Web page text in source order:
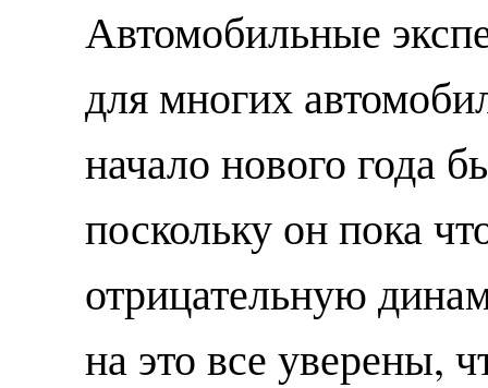
Автомобильные
для многих
начало нового года
поскольку он пока
отрицательную
на это все уверены,